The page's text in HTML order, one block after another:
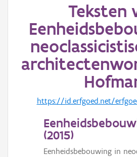
Erfgoedobject
Aanduidingsobject
Waarneming
Persoon of collectief
Teksten
https://id.erfgoed.net/
(2015)
Eenheidsbebouwing in